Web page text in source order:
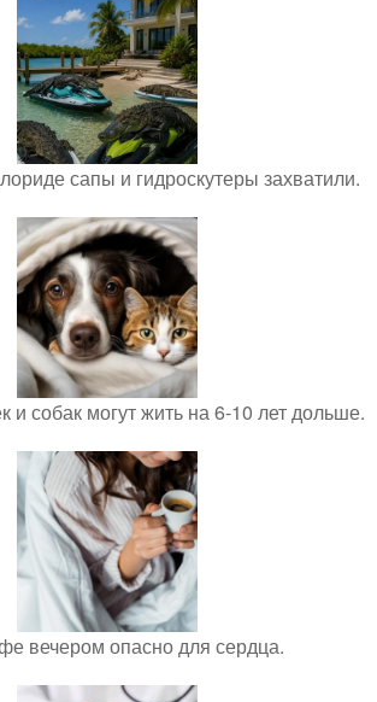
сапы и гидроскутеры захватили.
и собак могут жить на 6-10 лет дольше.
вечером опасно для сердца.